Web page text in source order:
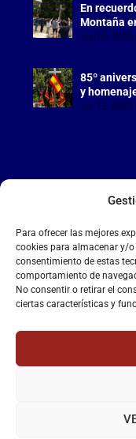
Para ofrecer las mejores
cookies para almacenar y/
consentimiento de estas
comportamiento de
No consentir o retirar el
ciertas características y
En
Montaña
Jul 18, 2026
85º
y
Jul 15, 2026
LA FALANGE
Reproductor
de
vídeo